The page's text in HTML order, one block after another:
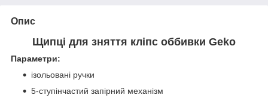
Опис
Щипці для зняття кліпс оббивки Geko
Параметри:
ізольовані ручки
5-ступінчастий запірний механізм